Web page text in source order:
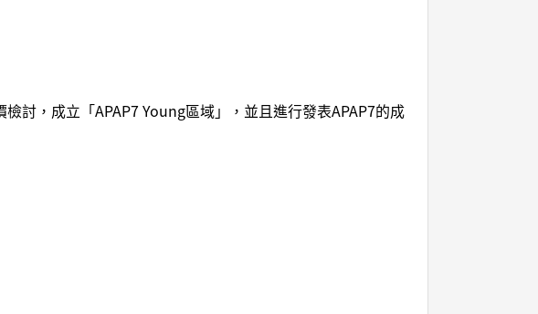
討，成立「APAP7 Young區域」，並且進行發表APAP7的成